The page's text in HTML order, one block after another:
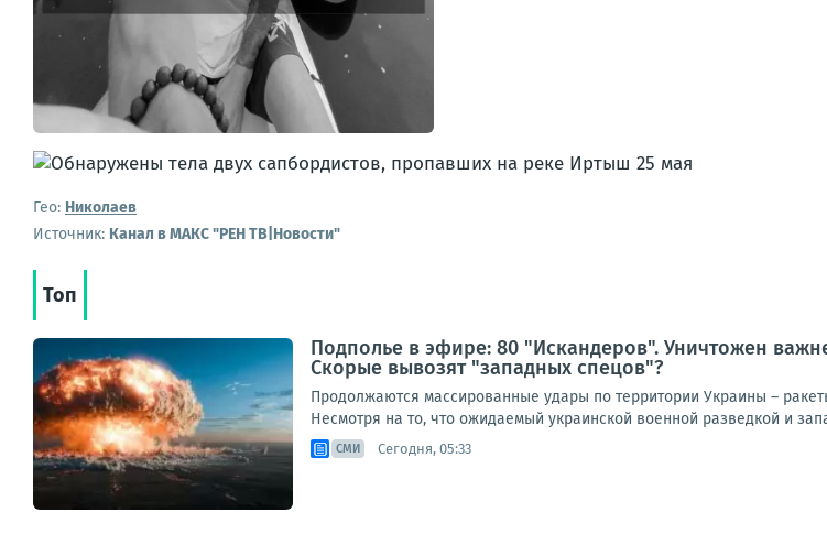
Гео: Николаев
Источник: Канал в МАКС "РЕН ТВ|Новости"
Топ
Подполье в эфире: 80 "Искандеров". Уничтожен
Скорые вывозят "западных спецов"?
Продолжаются массированные удары по территории Украины –
Несмотря на то, что ожидаемый украинской военной разведкой и
СМИ Сегодня, 05:33